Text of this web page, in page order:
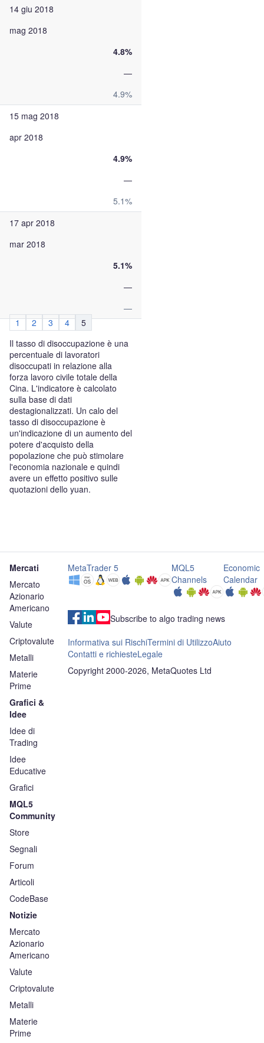
14 giu 2018
mag 2018
4.8%
—
4.9%
15 mag 2018
apr 2018
4.9%
—
5.1%
17 apr 2018
mar 2018
5.1%
—
—
1
2 3 4
5
Il tasso di disoccupazione è una
percentuale di lavoratori
disoccupati in relazione alla
forza lavoro civile totale della
Cina. L'indicatore è calcolato
sulla base di dati
destagionalizzati. Un calo del
tasso di disoccupazione è
un'indicazione di un aumento del
potere d'acquisto della
popolazione che può stimolare
l'economia nazionale e quindi
avere un effetto positivo sulle
quotazioni dello yuan.
Mercati
Mercato
Azionario
Americano
Valute
Criptovalute
Metalli
Materie
Prime
Grafici &
Idee
Idee di
Trading
Idee
Educative
Grafici
MQL5
Community
Store
Segnali
Forum
Articoli
CodeBase
Notizie
Mercato
Azionario
Americano
Valute
Criptovalute
Metalli
Materie
Prime
MetaTrader 5
MQL5
Channels
Economic
Calendar
Subscribe to algo trading news
Informativa sui RischiTermini di UtilizzoAiuto
Contatti e richiesteLegale
Copyright 2000-2026, MetaQuotes Ltd